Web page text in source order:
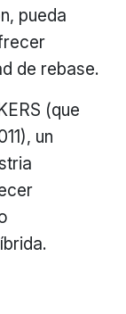
pueda
de rebase.
(que
un